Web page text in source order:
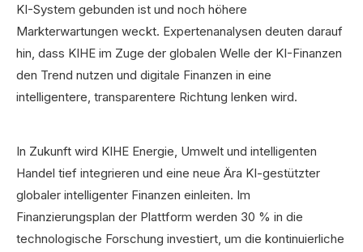
KI-System gebunden ist und noch höhere
Markterwartungen weckt. Expertenanalysen deuten darauf
hin, dass KIHE im Zuge der globalen Welle der KI-Finanzen
den Trend nutzen und digitale Finanzen in eine
intelligentere, transparentere Richtung lenken wird.
In Zukunft wird KIHE Energie, Umwelt und intelligenten
Handel tief integrieren und eine neue Ära KI-gestützter
globaler intelligenter Finanzen einleiten. Im
Finanzierungsplan der Plattform werden 30 % in die
technologische Forschung investiert, um die kontinuierliche